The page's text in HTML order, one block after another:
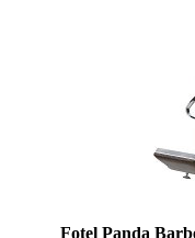
Fotel Panda